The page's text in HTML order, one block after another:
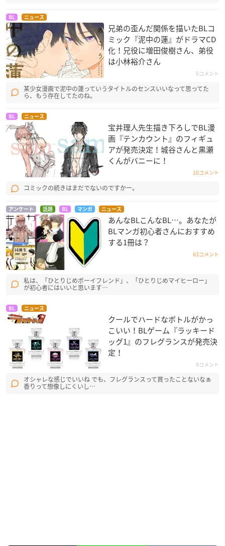
BL ニュース
兄弟の歪んだ関係を描いたBLコ
ミック『泥中の蓮』がドラマCD
化！兄役に増田俊樹さん、弟役
は小林裕介さん
6コメント
某少女漫画で泥中の蓮っていうタイトルのセンスいいなって思ってた
ら、もう存在してたのね。
BL ニュース
宝井理人先生描き下ろしでBL漫
画『テンカウント』のフィギュ
アが発売決定！城谷さんと黒瀬
くんがバニーに！
10コメント
コミックの続きはまだでないのですかー。
アンケート 話題 BL マンガ ニュース
あんなBLこんなBL…。あなたが
BLマンガ初心者さんにおすすめ
する1冊は？
63コメント
私は、「ひとりじめボーイフレンド」、「ひとりじめマイヒーロー」
が初心者にはいいと思います…
BL ニュース
クールでハードなボトルがかっ
こいい！BLゲーム『ラッキード
ッグ1』のフレグランスが発売決
定！
9コメント
オシャレな感じでいいね でも、フレグランスって買ったことないなぁ
香りって想像しにくいし…